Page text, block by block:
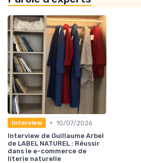
Interview • 10/07/2026
Interview de Guillaume Arbel
de LABEL NATUREL : Réussir
dans le e-commerce de
literie naturelle